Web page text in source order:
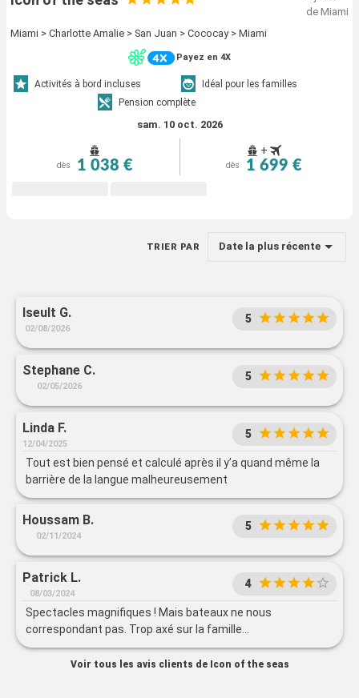
de Miami
Miami > Charlotte Amalie > San Juan > Cococay > Miami
Payez en 4X
Activités à bord incluses
Idéal pour les familles
Pension complète
sam. 10 oct. 2026
dès 1 038 €
+
dès 1 699 €
TRIER PAR Date la plus récente
Iseult G.
02/08/2026
5
Stephane C.
02/05/2026
5
Linda F.
12/04/2025
5
Tout est bien pensé et calculé après il y’a quand même la
barrière de la langue malheureusement
Houssam B.
02/11/2024
5
Patrick L.
08/03/2024
4
Spectacles magnifiques ! Mais bateaux ne nous
correspondant pas. Trop axé sur la famille…
Voir tous les avis clients de Icon of the seas